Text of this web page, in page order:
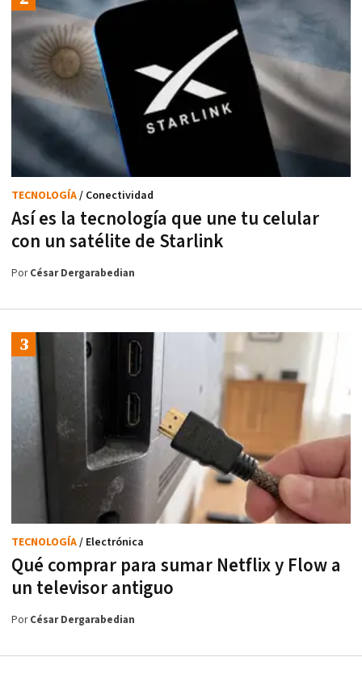
Así es la tecnología que une tu celular
con un satélite de Starlink
TECNOLOGÍA/ Conectividad
PorCésar Dergarabedian
Qué comprar para sumar Netflix y Flow a
un televisor antiguo
TECNOLOGÍA/ Electrónica
PorCésar Dergarabedian